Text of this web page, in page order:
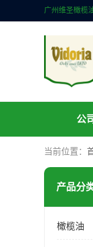
公
当前位置：
产品分
橄榄油